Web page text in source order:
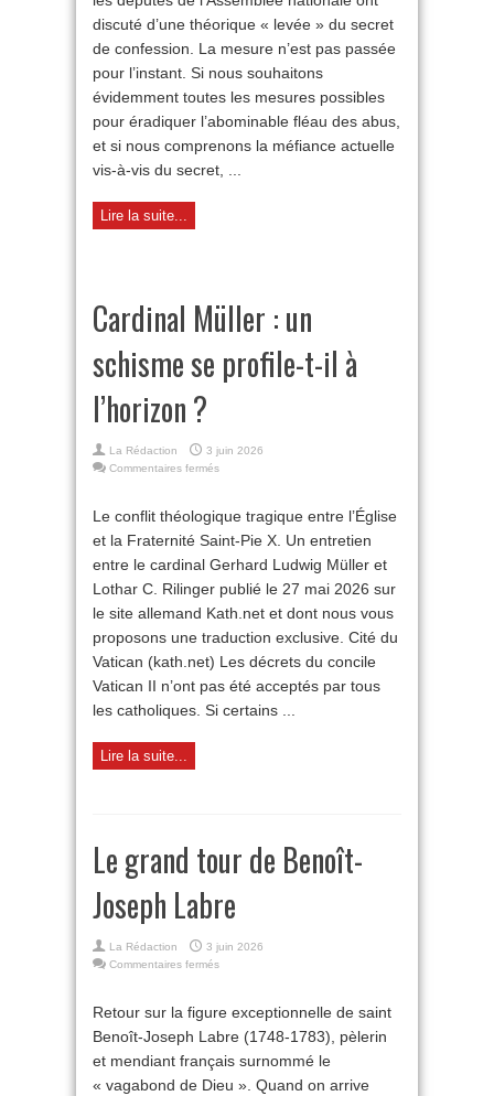
vérité
discuté d’une théorique « levée » du secret
de confession. La mesure n’est pas passée
pour l’instant. Si nous souhaitons
évidemment toutes les mesures possibles
pour éradiquer l’abominable fléau des abus,
et si nous comprenons la méfiance actuelle
vis-à-vis du secret, ...
Lire la suite...
Cardinal Müller : un
schisme se profile-t-il à
l’horizon ?
La Rédaction
3 juin 2026
Commentaires ferméssur
:
un
se
profile-
t-
à
l’horizon ?
Le conflit théologique tragique entre l’Église
et la Fraternité Saint-Pie X. Un entretien
entre le cardinal Gerhard Ludwig Müller et
Lothar C. Rilinger publié le 27 mai 2026 sur
le site allemand Kath.net et dont nous vous
proposons une traduction exclusive. Cité du
Vatican (kath.net) Les décrets du concile
Vatican II n’ont pas été acceptés par tous
les catholiques. Si certains ...
Lire la suite...
Le grand tour de Benoît-
Joseph Labre
La Rédaction
3 juin 2026
Commentaires ferméssur
tour
de
Joseph
Labre
Retour sur la figure exceptionnelle de saint
Benoît-Joseph Labre (1748-1783), pèlerin
et mendiant français surnommé le
« vagabond de Dieu ». Quand on arrive